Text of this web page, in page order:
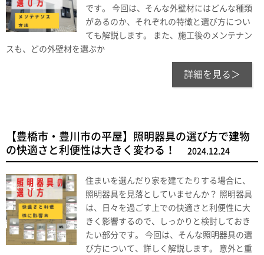
です。 今回は、そんな外壁材にはどんな種類
があるのか、それぞれの特徴と選び方につい
ても解説します。 また、施工後のメンテナン
スも、どの外壁材を選ぶか
詳細を見る＞
【豊橋市・豊川市の平屋】照明器具の選び方で建物
の快適さと利便性は大きく変わる！
2024.12.24
住まいを選んだり家を建てたりする場合に、
照明器具を見落としていませんか？ 照明器具
は、日々を過ごす上での快適さと利便性に大
きく影響するので、しっかりと検討しておき
たい部分です。 今回は、そんな照明器具の選
び方について、詳しく解説します。 意外と重